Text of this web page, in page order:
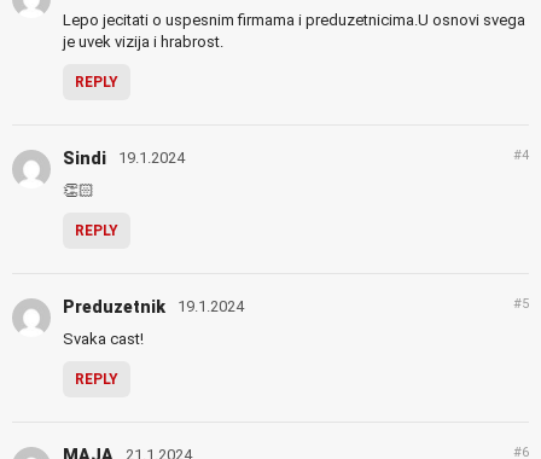
Lepo jecitati o uspesnim firmama i preduzetnicima.U osnovi svega
je uvek vizija i hrabrost.
REPLY
Sindi 19.1.2024 #4
👏🏻
REPLY
Preduzetnik 19.1.2024 #5
Svaka cast!
REPLY
21.1.2024 #6